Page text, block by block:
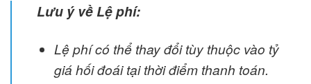
Lưu ý về Lệ phí:
Lệ phí có thể thay đổi tùy thuộc vào tỷ
giá hối đoái tại thời điểm thanh toán.